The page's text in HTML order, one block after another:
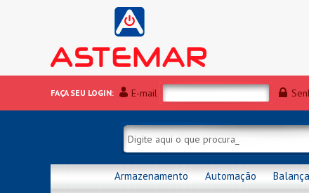
FAÇA SEU LOGIN: E-mail
Armazenamento Automação